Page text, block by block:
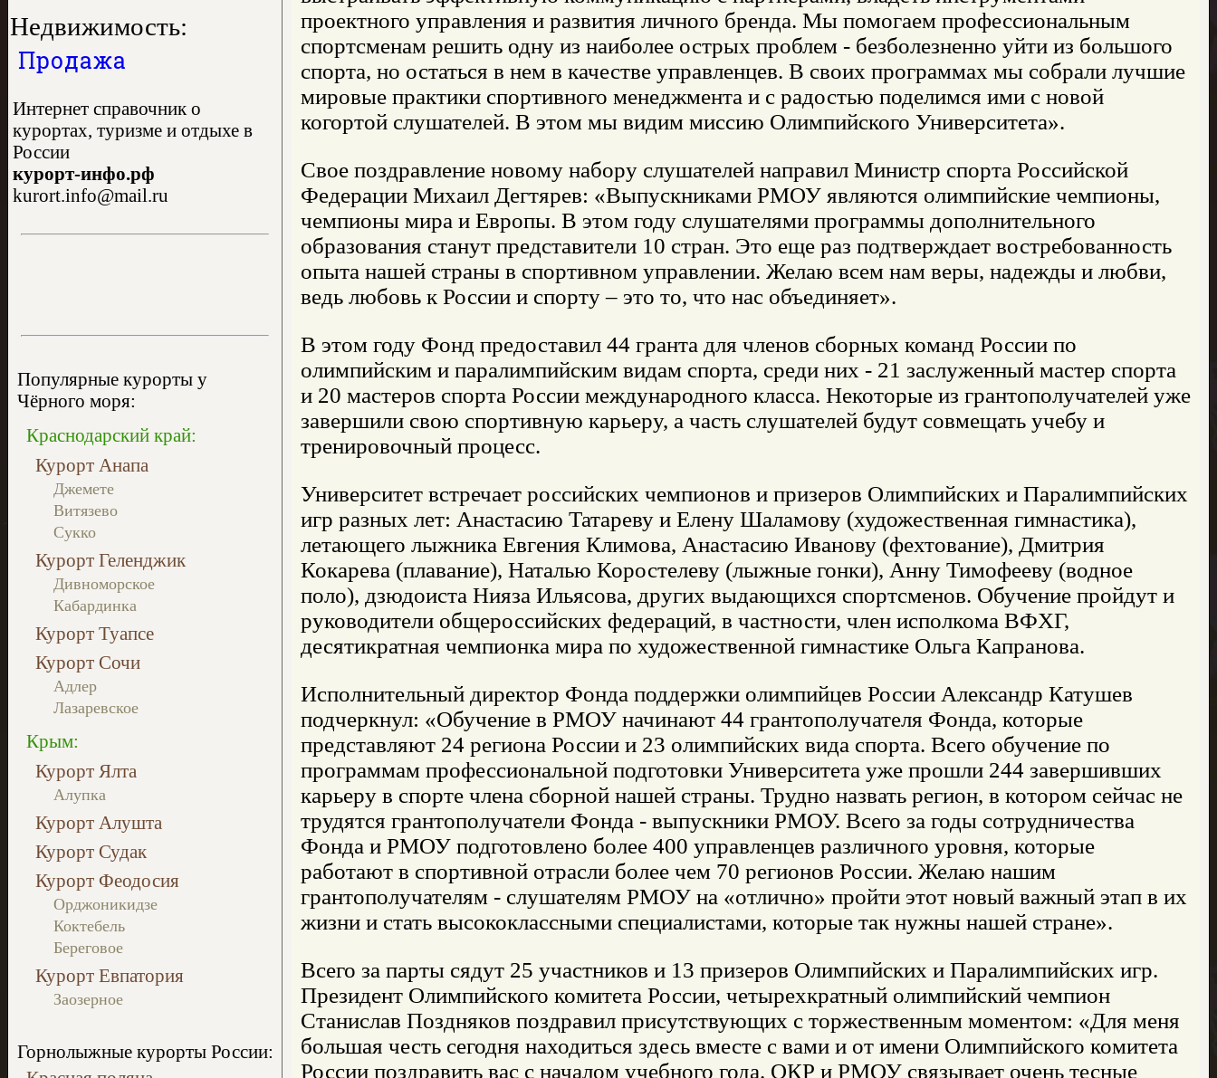
Недвижимость:
Продажа
Интернет справочник о
курортах, туризме и отдыхе в
России
курорт-инфо.рф
kurort.info@mail.ru
Популярные курорты у
Чёрного моря:
Краснодарский край:
Курорт Анапа
Джемете
Витязево
Сукко
Курорт Геленджик
Дивноморское
Кабардинка
Курорт Туапсе
Курорт Сочи
Адлер
Лазаревское
Крым:
Курорт Ялта
Алупка
Курорт Алушта
Курорт Судак
Курорт Феодосия
Орджоникидзе
Коктебель
Береговое
Курорт Евпатория
Заозерное
Горнолыжные курорты России:
проектного управления и развития личного бренда. Мы помогаем профессиональным
спортсменам решить одну из наиболее острых проблем - безболезненно уйти из большого
спорта, но остаться в нем в качестве управленцев. В своих программах мы собрали лучшие
мировые практики спортивного менеджмента и с радостью поделимся ими с новой
когортой слушателей. В этом мы видим миссию Олимпийского Университета».
Свое поздравление новому набору слушателей направил Министр спорта Российской
Федерации Михаил Дегтярев: «Выпускниками РМОУ являются олимпийские чемпионы,
чемпионы мира и Европы. В этом году слушателями программы дополнительного
образования станут представители 10 стран. Это еще раз подтверждает востребованность
опыта нашей страны в спортивном управлении. Желаю всем нам веры, надежды и любви,
ведь любовь к России и спорту – это то, что нас объединяет».
В этом году Фонд предоставил 44 гранта для членов сборных команд России по
олимпийским и паралимпийским видам спорта, среди них - 21 заслуженный мастер спорта
и 20 мастеров спорта России международного класса. Некоторые из грантополучателей уже
завершили свою спортивную карьеру, а часть слушателей будут совмещать учебу и
тренировочный процесс.
Университет встречает российских чемпионов и призеров Олимпийских и Паралимпийских
игр разных лет: Анастасию Татареву и Елену Шаламову (художественная гимнастика),
летающего лыжника Евгения Климова, Анастасию Иванову (фехтование), Дмитрия
Кокарева (плавание), Наталью Коростелеву (лыжные гонки), Анну Тимофееву (водное
поло), дзюдоиста Нияза Ильясова, других выдающихся спортсменов. Обучение пройдут и
руководители общероссийских федераций, в частности, член исполкома ВФХГ,
десятикратная чемпионка мира по художественной гимнастике Ольга Капранова.
Исполнительный директор Фонда поддержки олимпийцев России Александр Катушев
подчеркнул: «Обучение в РМОУ начинают 44 грантополучателя Фонда, которые
представляют 24 региона России и 23 олимпийских вида спорта. Всего обучение по
программам профессиональной подготовки Университета уже прошли 244 завершивших
карьеру в спорте члена сборной нашей страны. Трудно назвать регион, в котором сейчас не
трудятся грантополучатели Фонда - выпускники РМОУ. Всего за годы сотрудничества
Фонда и РМОУ подготовлено более 400 управленцев различного уровня, которые
работают в спортивной отрасли более чем 70 регионов России. Желаю нашим
грантополучателям - слушателям РМОУ на «отлично» пройти этот новый важный этап в их
жизни и стать высококлассными специалистами, которые так нужны нашей стране».
Всего за парты сядут 25 участников и 13 призеров Олимпийских и Паралимпийских игр.
Президент Олимпийского комитета России, четырехкратный олимпийский чемпион
Станислав Поздняков поздравил присутствующих с торжественным моментом: «Для меня
большая честь сегодня находиться здесь вместе с вами и от имени Олимпийского комитета
России поздравить вас с началом учебного года. ОКР и РМОУ связывает очень тесные